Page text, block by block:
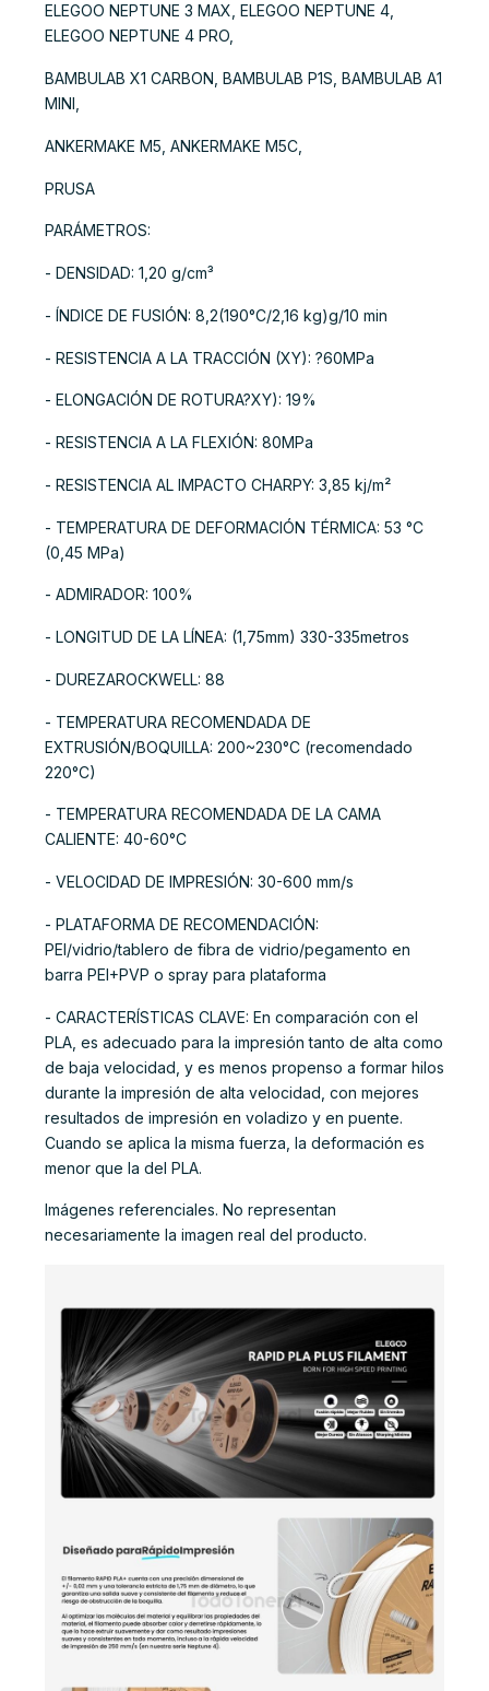
ELEGOO NEPTUNE 3 MAX, ELEGOO NEPTUNE 4,
ELEGOO NEPTUNE 4 PRO,
BAMBULAB X1 CARBON, BAMBULAB P1S, BAMBULAB A1
MINI,
ANKERMAKE M5, ANKERMAKE M5C,
PRUSA
PARÁMETROS:
- DENSIDAD: 1,20 g/cm³
- ÍNDICE DE FUSIÓN: 8,2(190°C/2,16 kg)g/10 min
- RESISTENCIA A LA TRACCIÓN (XY): ?60MPa
- ELONGACIÓN DE ROTURA?XY): 19%
- RESISTENCIA A LA FLEXIÓN: 80MPa
- RESISTENCIA AL IMPACTO CHARPY: 3,85 kj/m²
- TEMPERATURA DE DEFORMACIÓN TÉRMICA: 53 °C
(0,45 MPa)
- ADMIRADOR: 100%
- LONGITUD DE LA LÍNEA: (1,75mm) 330-335metros
- DUREZAROCKWELL: 88
- TEMPERATURA RECOMENDADA DE
EXTRUSIÓN/BOQUILLA: 200~230°C (recomendado
220°C)
- TEMPERATURA RECOMENDADA DE LA CAMA
CALIENTE: 40-60°C
- VELOCIDAD DE IMPRESIÓN: 30-600 mm/s
- PLATAFORMA DE RECOMENDACIÓN:
PEI/vidrio/tablero de fibra de vidrio/pegamento en
barra PEI+PVP o spray para plataforma
- CARACTERÍSTICAS CLAVE: En comparación con el
PLA, es adecuado para la impresión tanto de alta como
de baja velocidad, y es menos propenso a formar hilos
durante la impresión de alta velocidad, con mejores
resultados de impresión en voladizo y en puente.
Cuando se aplica la misma fuerza, la deformación es
menor que la del PLA.
Imágenes referenciales. No representan
necesariamente la imagen real del producto.